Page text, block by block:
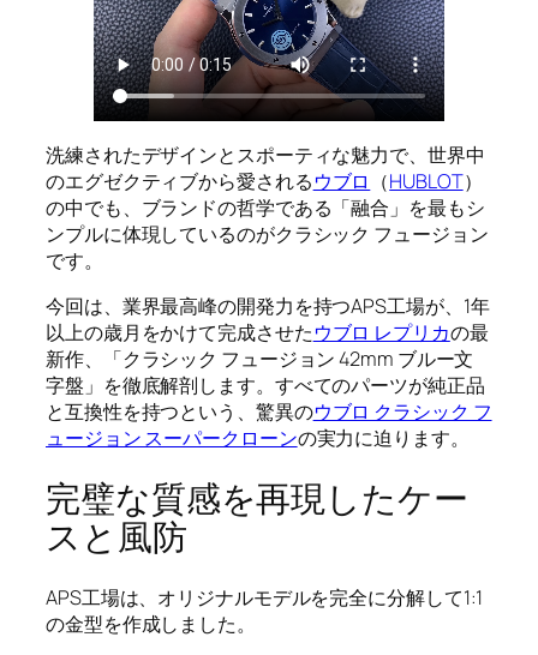
洗練されたデザインとスポーティな魅力で、世界中
のエグゼクティブから愛されるウブロ （HUBLOT）
の中でも、ブランドの哲学である「融合」を最もシ
ンプルに体現しているのがクラシック フュージョン
です。
今回は、業界最高峰の開発力を持つAPS工場が、1年
以上の歳月をかけて完成させたウブロ レプリカの最
新作、「クラシック フュージョン 42mm ブルー文
字盤」を徹底解剖します。すべてのパーツが純正品
と互換性を持つという、驚異のウブロ クラシック フ
ュージョン スーパークローンの実力に迫ります。
完璧な質感を再現したケー
スと風防
APS工場は、オリジナルモデルを完全に分解して1:1
の金型を作成しました。